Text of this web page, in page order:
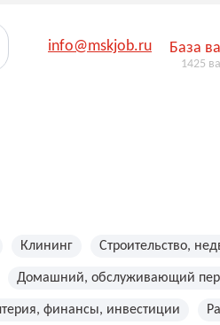
info@mskjob.ru База
1425
Клининг Строительство,
Домашний, обслуживающий
финансы, инвестиции